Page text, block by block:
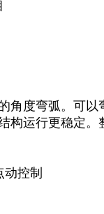
角度弯弧。可
构运行更稳定
控制